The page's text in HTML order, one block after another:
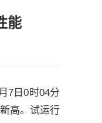
能
7日0时04分
高。试运行